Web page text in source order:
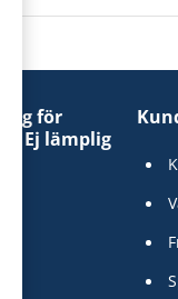
för
Ej lämplig